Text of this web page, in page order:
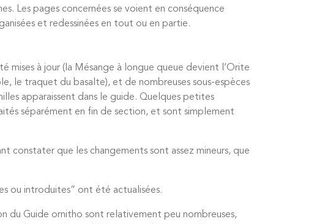
Les pages concernées se voient en conséquence
et redessinées en tout ou en partie.
mises à jour (la Mésange à longue queue devient l’Orite
le traquet du basalte), et de nombreuses sous-espèces
apparaissent dans le guide. Quelques petites
séparément en fin de section, et sont simplement
constater que les changements sont assez mineurs, que
ou introduites” ont été actualisées.
du Guide ornitho sont relativement peu nombreuses,